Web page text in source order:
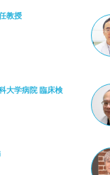
教授
大学病院 臨床検